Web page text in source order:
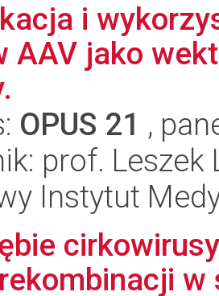
i
AAV jako
OPUS 21 ,
prof. Leszek
Instytut